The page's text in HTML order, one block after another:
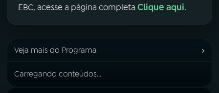
EBC, acesse a página completa Clique aqui.
Veja mais do Programa ›
Carregando conteúdos...